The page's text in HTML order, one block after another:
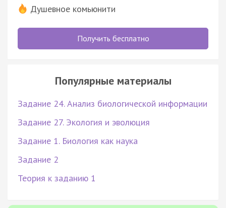
Душевное комьюнити
Получить бесплатно
Популярные материалы
Задание 24. Анализ биологической информации
Задание 27. Экология и эволюция
Задание 1. Биология как наука
Задание 2
Теория к заданию 1